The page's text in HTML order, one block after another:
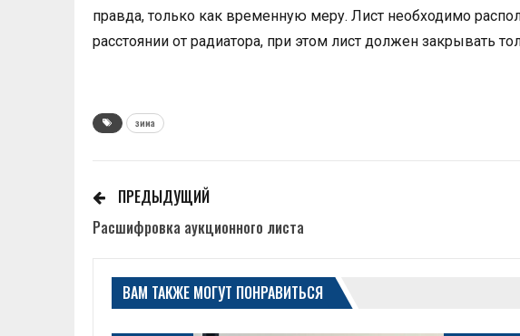
правда, только как временную меру. Лист необходимо
расстоянии от радиатора, при этом лист должен закрывать
зима
ПРЕДЫДУЩИЙ
Расшифровка аукционного листа
ВАМ ТАКЖЕ МОГУТ ПОНРАВИТЬСЯ